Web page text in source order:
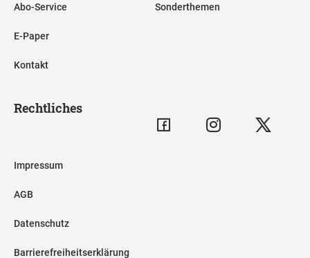
Abo-Service
E-Paper
Kontakt
Sonderthemen
Rechtliches
Impressum
AGB
Datenschutz
Barrierefreiheitserklärung